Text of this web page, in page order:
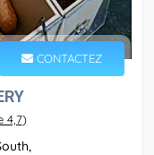
CONTACTEZ
4,7)